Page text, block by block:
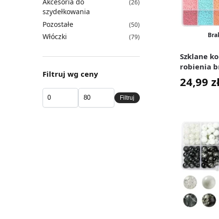
Szklane
robienia
Seeds 3
24,99
szydełkowania
(26)
Pozostałe (50)
Włóczki (79)
Filtruj wg ceny
Filtruj